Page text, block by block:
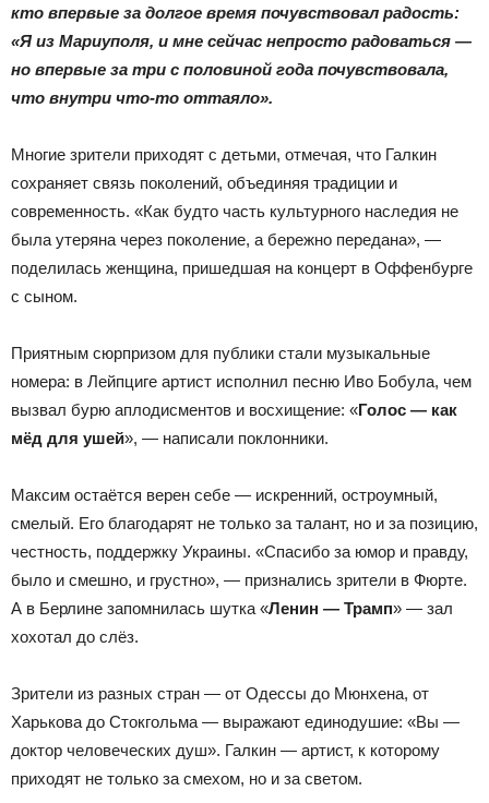
кто впервые за долгое время почувствовал радость:
«Я из Мариуполя, и мне сейчас непросто радоваться —
но впервые за три с половиной года почувствовала,
что внутри что-то оттаяло».
Многие зрители приходят с детьми, отмечая, что Галкин
сохраняет связь поколений, объединяя традиции и
современность. «Как будто часть культурного наследия не
была утеряна через поколение, а бережно передана», —
поделилась женщина, пришедшая на концерт в Оффенбурге
с сыном.
Приятным сюрпризом для публики стали музыкальные
номера: в Лейпциге артист исполнил песню Иво Бобула, чем
вызвал бурю аплодисментов и восхищение: «Голос — как
мёд для ушей», — написали поклонники.
Максим остаётся верен себе — искренний, остроумный,
смелый. Его благодарят не только за талант, но и за позицию,
честность, поддержку Украины. «Спасибо за юмор и правду,
было и смешно, и грустно», — признались зрители в Фюрте.
А в Берлине запомнилась шутка «Ленин — Трамп» — зал
хохотал до слёз.
Зрители из разных стран — от Одессы до Мюнхена, от
Харькова до Стокгольма — выражают единодушие: «Вы —
доктор человеческих душ». Галкин — артист, к которому
приходят не только за смехом, но и за светом.